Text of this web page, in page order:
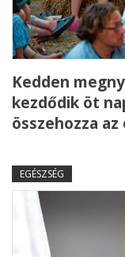
Kedden
kezdődik öt
összehozza
EGÉSZSÉG